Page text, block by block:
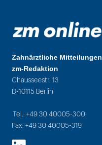
Zahnärztliche Mitteilungen
zm-Redaktion
Chausseestr. 13
D-10115 Berlin
Tel.: +49 30 40005-300
Fax: +49 30 40005-319